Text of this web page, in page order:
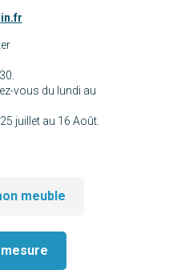
vous du lundi au
juillet au 16 Août.
meuble